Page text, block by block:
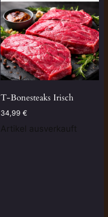
T-Bonesteaks Irisch
34,99 €
Artikel ausverkauft